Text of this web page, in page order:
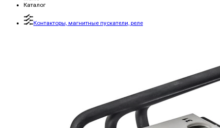
Каталог
Контакторы, магнитные пускатели, реле